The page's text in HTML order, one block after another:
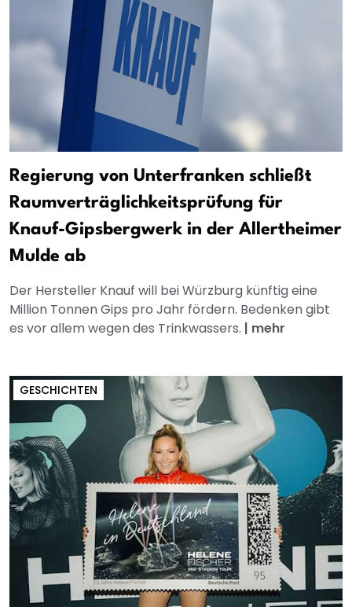
Regierung von Unterfranken schließt
Raumverträglichkeitsprüfung für
Knauf-Gipsbergwerk in der Allertheimer
Mulde ab
Der Hersteller Knauf will bei Würzburg künftig eine
Million Tonnen Gips pro Jahr fördern. Bedenken gibt
es vor allem wegen des Trinkwassers. | mehr
GESCHICHTEN